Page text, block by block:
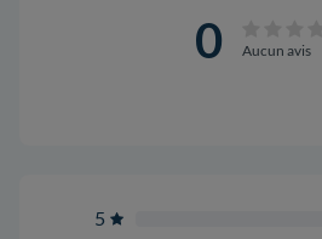
0 Aucun avis
5